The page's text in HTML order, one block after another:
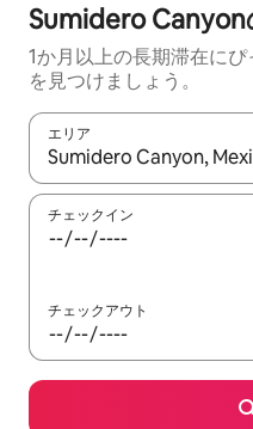
Sumidero
1か月以上の長期滞在に
を見つけましょう。
エリア
検索結果が表示されたら
チェックイン
チェックアウト